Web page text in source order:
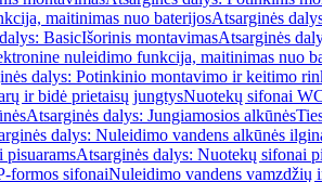
maitinimas nuo baterijosAtsarginės
BasicIšorinis montavimasAtsarginės
nuleidimo funkcija, maitinimas nuo
dalys: Potinkinio montavimo ir keitimo
ir bidė prietaisų jungtysNuotekų sifonai
Atsarginės dalys: Jungiamosios alkūnės
dalys: Nuleidimo vandens alkūnės
pisuaramsAtsarginės dalys: Nuotekų sifonai
formos sifonaiNuleidimo vandens vamzdžių